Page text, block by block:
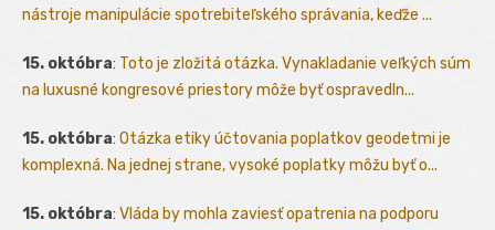
nástroje manipulácie spotrebiteľského správania, keďže ...
15. októbra: Toto je zložitá otázka. Vynakladanie veľkých súm
na luxusné kongresové priestory môže byť ospravedln...
15. októbra: Otázka etiky účtovania poplatkov geodetmi je
komplexná. Na jednej strane, vysoké poplatky môžu byť o...
15. októbra: Vláda by mohla zaviesť opatrenia na podporu